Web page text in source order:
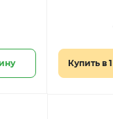
Купить в